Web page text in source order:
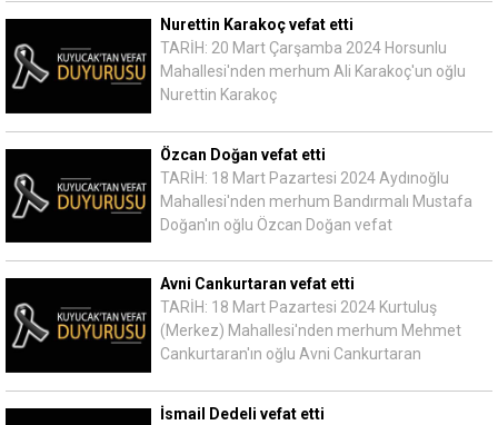
Nurettin Karakoç vefat etti
TARİH: 20 Mart Çarşamba 2024 Horsunlu
Mahallesi'nden merhum Ali Karakoç'un oğlu
Nurettin Karakoç
Özcan Doğan vefat etti
TARİH: 18 Mart Pazartesi 2024 Aydınoğlu
Mahallesi'nden merhum Bandırmalı Mustafa
Doğan'ın oğlu Özcan Doğan vefat
Avni Cankurtaran vefat etti
TARİH: 18 Mart Pazartesi 2024 Kurtuluş
(Merkez) Mahallesi'nden merhum Mehmet
Cankurtaran'ın oğlu Avni Cankurtaran
İsmail Dedeli vefat etti